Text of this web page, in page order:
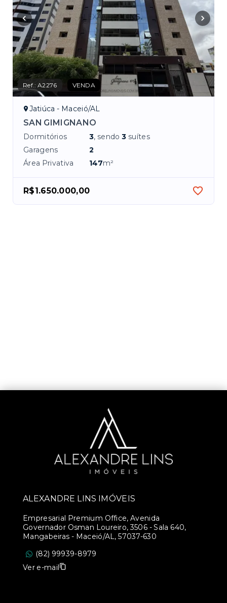
Ref.:A2276 VENDA
Jatiúca - Maceió/AL
SAN GIMIGNANO
Dormitórios 3, sendo3 suítes
Garagens
2
Área Privativa
147m²
R$1.650.000,00
ALEXANDRE LINS IMÓVEIS
Empresarial Premium Office, Avenida
Governador Osman Loureiro, 3506 - Sala 640,
Mangabeiras - Maceió/AL, 57037-630
(82) 99939-8979
Ver e-mail